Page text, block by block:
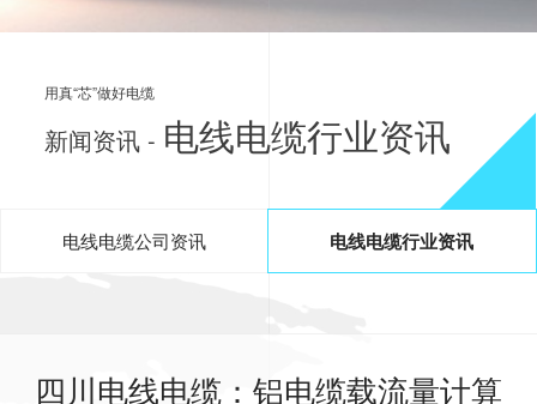
用真“芯”做好电缆
新闻资讯 - 电线电缆行业资讯
电线电缆公司资讯 电线电缆行业资讯
四川电线电缆：铝电缆载流量计算